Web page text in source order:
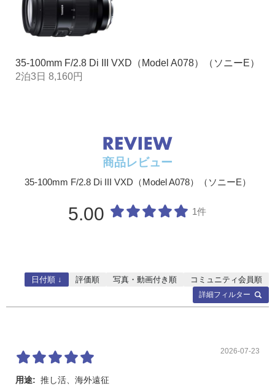
絞り羽根 9枚(円形絞り)
最小絞り F22
35-100mm F/2.8 Di III VXD（Model A078）（ソニーE）
2泊3日 8,160円
商品レビュー
35-100mm F/2.8 Di III VXD（Model A078）（ソニーE）
5.00 1件
詳細フィルター
日付順 ↓ 評価順 写真・動画付き順 コミュニティ会員順
2026-07-23
用途: 推し活、海外遠征